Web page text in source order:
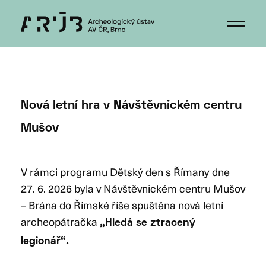
Nová letní hra v Návštěvnickém centru
Mušov
V rámci programu Dětský den s Římany dne
27. 6. 2026 byla v Návštěvnickém centru Mušov
– Brána do Římské říše spuštěna nová letní
archeopátračka „Hledá se ztracený
legionář“.